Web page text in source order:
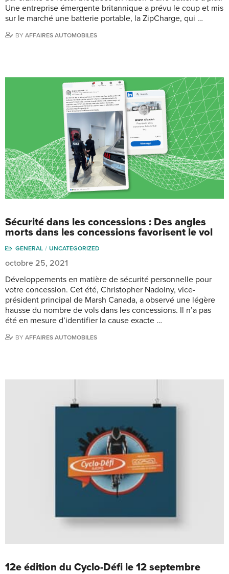
Une entreprise émergente britannique a prévu le coup et mis
sur le marché une batterie portable, la ZipCharge, qui …
BY AFFAIRES AUTOMOBILES
Sécurité dans les concessions : Des angles
morts dans les concessions favorisent le vol
GENERAL UNCATEGORIZED
octobre 25, 2021
Développements en matière de sécurité personnelle pour
votre concession. Cet été, Christopher Nadolny, vice-
président principal de Marsh Canada, a observé une légère
hausse du nombre de vols dans les concessions. Il n’a pas
été en mesure d’identifier la cause exacte …
BY AFFAIRES AUTOMOBILES
12e édition du Cyclo-Défi le 12 septembre